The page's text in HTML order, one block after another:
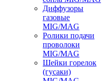
Диффузоры
газовые
MIG/MAG
Ролики подачи
проволоки
MIG/MAG
Шейки горелок
(гусаки)